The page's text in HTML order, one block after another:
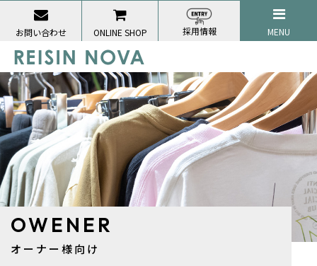
OWENER
オーナー様向け
お問い合わせ ONLINE SHOP 採用情報 MENU